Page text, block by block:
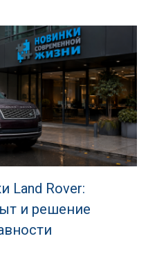
Land Rover:
и решение